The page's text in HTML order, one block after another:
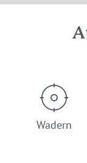
Wadern